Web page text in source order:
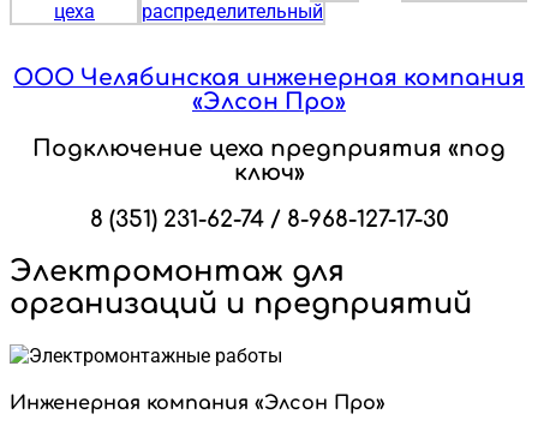
ООО Челябинская инженерная компания
«Элсон Про»
Подключение цеха предприятия «под
ключ»
8 (351) 231-62-74 / 8-968-127-17-30
Электромонтаж для
организаций и предприятий
Инженерная компания «Элсон Про»